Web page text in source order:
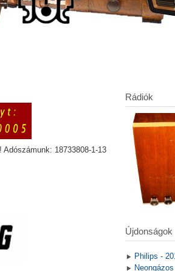
18733808-1-13
Rádiók
Újdonságok
Philips -